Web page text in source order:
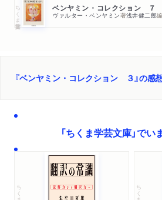
ちくま学芸文庫 ヴァルター・ベンヤミン著浅井健二郎
『ベンヤミン・コレクション ３』の感
「ちくま学芸文庫」でい
ちくま学芸文庫 ちくま学芸文庫